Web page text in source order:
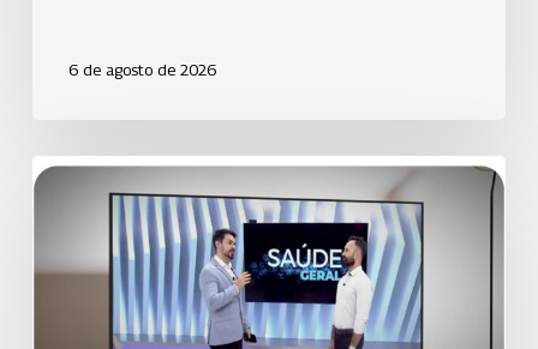
6 de agosto de 2026
Uniodonto
orienta
população